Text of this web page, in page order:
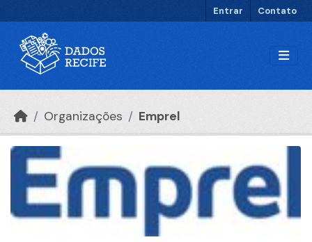
Entrar Contato
Organizações Emprel